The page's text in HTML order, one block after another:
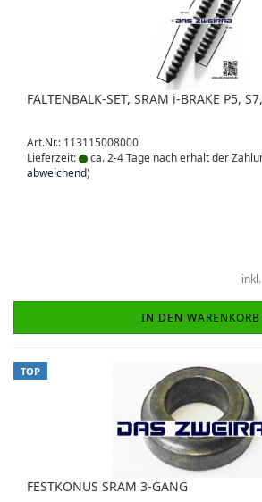
FALTENBALK-SET, SRAM i-BRAKE P5,
Art.Nr.: 113115008000
Lieferzeit:
ca. 2-4 Tage nach erhalt der
abweichend)
IN DEN WARENKORB
TOP
FESTKONUS SRAM 3-GANG